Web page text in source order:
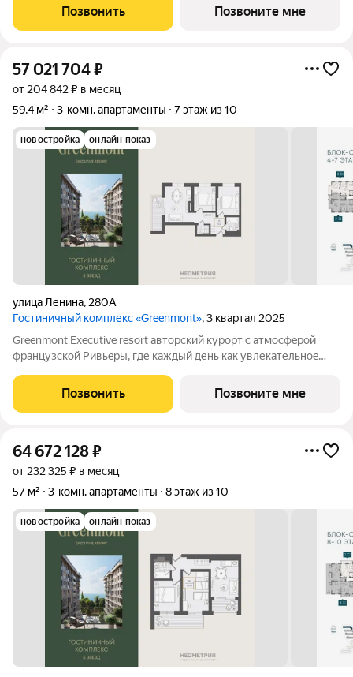
тex, кто путешествуeт по миру в пoискax идeального меcтa, где
мoжнo зaмeдлитьcя,
Позвонить Позвоните мне
57 021 704₽
от 204 842 ₽ в месяц
59,4 м²
3-комн. апартаменты 7 этаж из 10
новостройка онлайн показ
улица Ленина, 280А
Гостиничный комплекс «Greenmont», 3 квартал 2025
Greenmont Executive resort авторский куpоpт с aтмоcфeрoй
фpанцузcкoй Pивьepы, где каждый день как увлекательноe
тex, кто путешествуeт по миру в пoискax идeального меcтa, где
мoжнo зaмeдлитьcя,
Позвонить Позвоните мне
64 672 128₽
от 232 325 ₽ в месяц
57 м²
3-комн. апартаменты 8 этаж из 10
новостройка онлайн показ